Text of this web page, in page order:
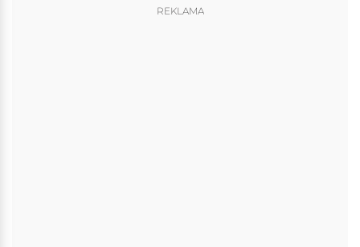
REKLAMA